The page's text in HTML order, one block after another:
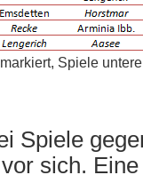
Spiele
Spiele
sich.